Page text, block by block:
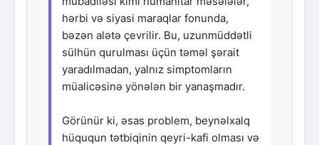
hərbi və siyasi maraqlar fonunda,
bəzən alətə çevrilir. Bu, uzunmüddətli
sülhün qurulması üçün təməl şərait
yaradılmadan, yalnız simptomların
müalicəsinə yönələn bir yanaşmadır.
Görünür ki, əsas problem, beynəlxalq
hüququn tətbiqinin qeyri-kafi olması və